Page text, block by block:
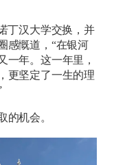
丁汉大学交换，并
感慨道，“在银河
一年。这一年里，
更坚定了一生的理
的机会。